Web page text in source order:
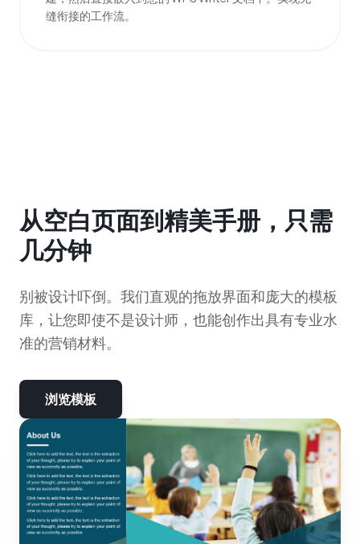
缝衔接的工作流。
从空白页面到精美手册，只需
几分钟
别被设计吓倒。我们直观的拖放界面和庞大的模板
库，让您即使不是设计师，也能创作出具有专业水
准的营销材料。
浏览模板